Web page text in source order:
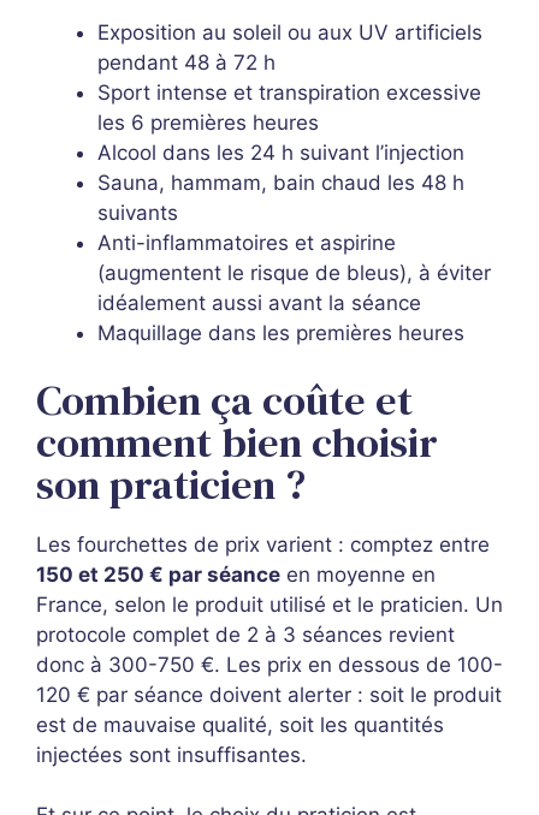
Exposition au soleil ou aux UV artificiels
pendant 48 à 72 h
Sport intense et transpiration excessive
les 6 premières heures
Alcool dans les 24 h suivant l’injection
Sauna, hammam, bain chaud les 48 h
suivants
Anti-inflammatoires et aspirine
(augmentent le risque de bleus), à éviter
idéalement aussi avant la séance
Maquillage dans les premières heures
Combien ça coûte et
comment bien choisir
son praticien ?
Les fourchettes de prix varient : comptez entre
150 et 250 € par séance en moyenne en
France, selon le produit utilisé et le praticien. Un
protocole complet de 2 à 3 séances revient
donc à 300-750 €. Les prix en dessous de 100-
120 € par séance doivent alerter : soit le produit
est de mauvaise qualité, soit les quantités
injectées sont insuffisantes.